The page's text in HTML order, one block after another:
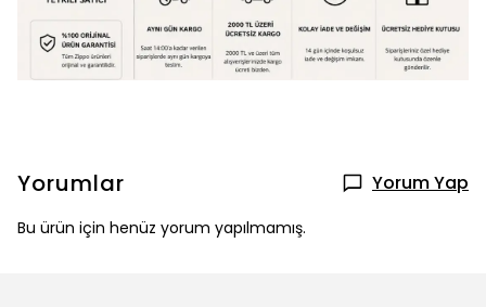
Yorumlar Yorum Yap
Bu ürün için henüz yorum yapılmamış.